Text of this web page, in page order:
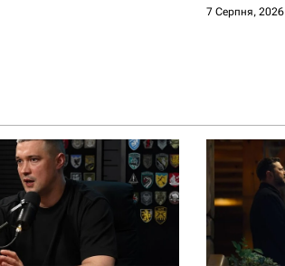
7 Серпня, 2026